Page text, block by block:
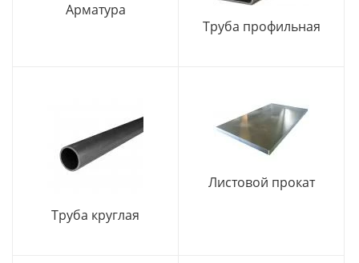
Арматура
Труба профильная
Труба круглая
Листовой прокат